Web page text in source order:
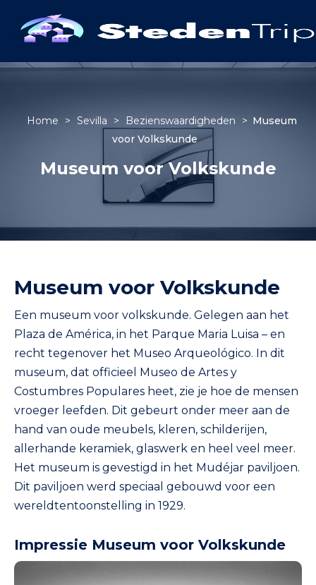
Home > Sevilla > Bezienswaardigheden > Museum
voor Volkskunde
Museum voor Volkskunde
Museum voor Volkskunde
Een museum voor volkskunde. Gelegen aan het
Plaza de América, in het Parque Maria Luisa – en
recht tegenover het Museo Arqueológico. In dit
museum, dat officieel Museo de Artes y
Costumbres Populares heet, zie je hoe de mensen
vroeger leefden. Dit gebeurt onder meer aan de
hand van oude meubels, kleren, schilderijen,
allerhande keramiek, glaswerk en heel veel meer.
Het museum is gevestigd in het Mudéjar paviljoen.
Dit paviljoen werd speciaal gebouwd voor een
wereldtentoonstelling in 1929.
Impressie Museum voor Volkskunde